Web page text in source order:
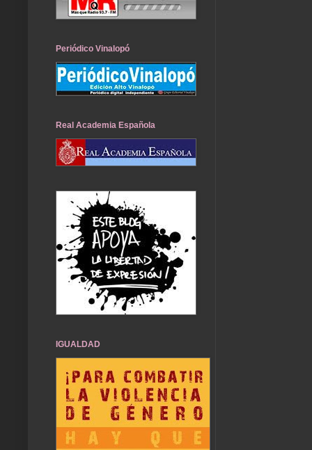
Periódico Vinalopó
Real Academia Española
IGUALDAD